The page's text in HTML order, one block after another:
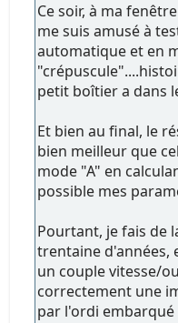
Ce soir, à ma
me suis amusé à
automatique et en
petit boîtier a dans
Et bien au final, le
bien meilleur que
mode "A" en
possible mes
Pourtant, je fais de
trentaine d'années,
un couple vitesse/
correctement une
par l'ordi embarqué